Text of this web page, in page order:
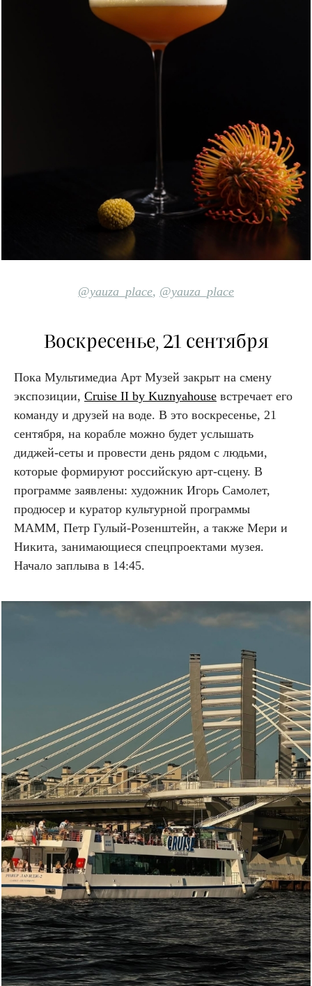
@yauza_place, @yauza_place
Воскресенье, 21 сентября
Пока Мультимедиа Арт Музей закрыт на смену
экспозиции, Cruise II by Kuznyahouse встречает его
команду и друзей на воде. В это воскресенье, 21
сентября, на корабле можно будет услышать
диджей-сеты и провести день рядом с людьми,
которые формируют российскую арт-сцену. В
программе заявлены: художник Игорь Самолет,
продюсер и куратор культурной программы
МАММ, Петр Гулый-Розенштейн, а также Мери и
Никита, занимающиеся спецпроектами музея.
Начало заплыва в 14:45.